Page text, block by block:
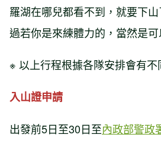
羅湖在哪兒都看不到，就要下
過若你是來練體力的，當然是可
※ 以上行程根據各隊安排會有不
入山證申請
出發前5日至30日至內政部警政